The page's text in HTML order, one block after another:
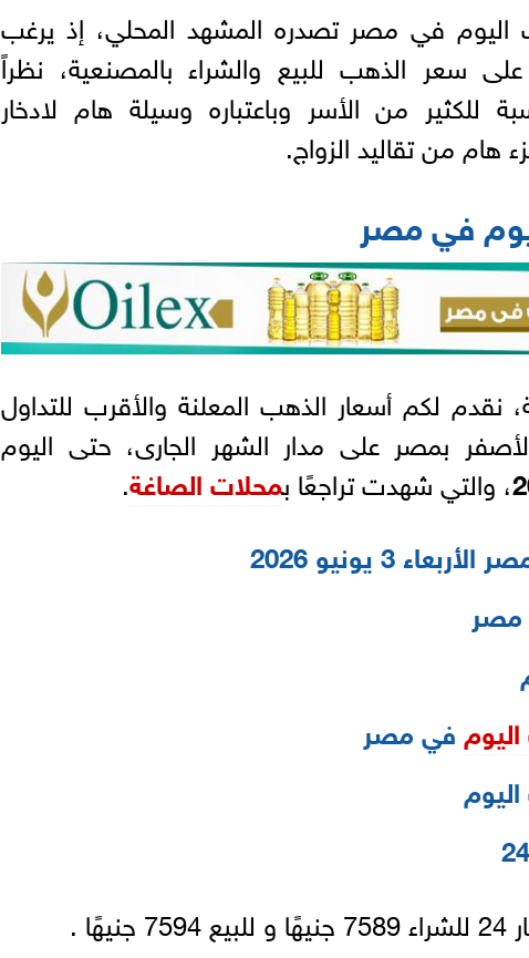
في مصر تصدره المشهد المحلي، إذ يرغب
سعر الذهب للبيع والشراء بالمصنعية، نظراً
للكثير من الأسر وباعتباره وسيلة هام لادخار
هام من تقاليد الزواج.
في مصر
نقدم لكم أسعار الذهب المعلنة والأقرب للتداول
بمصر على مدار الشهر الجارى، حتى اليوم
، والتي شهدت تراجعًا بمحلات الصاغة.
3 يونيو 2026
مصر
في مصر
.